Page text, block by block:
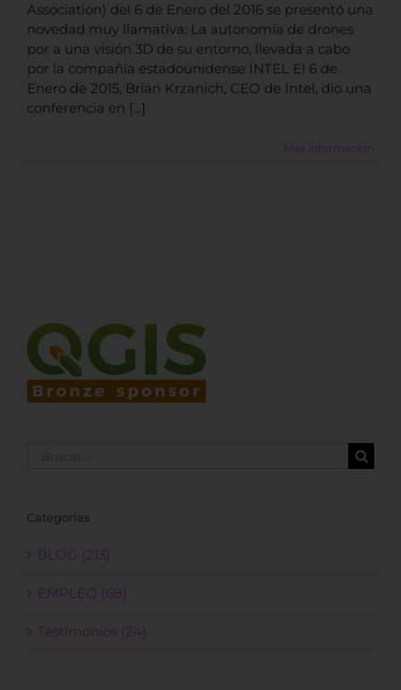
Association) del 6 de Enero del 2016 se presentó una
novedad muy llamativa: La autonomía de drones
por a una visión 3D de su entorno, llevada a cabo
por la compañía estadounidense INTEL El 6 de
Enero de 2015, Brian Krzanich, CEO de Intel, dio una
conferencia en [...]
Más información
Categorías
BLOG (213)
EMPLEO (68)
Testimonios (24)